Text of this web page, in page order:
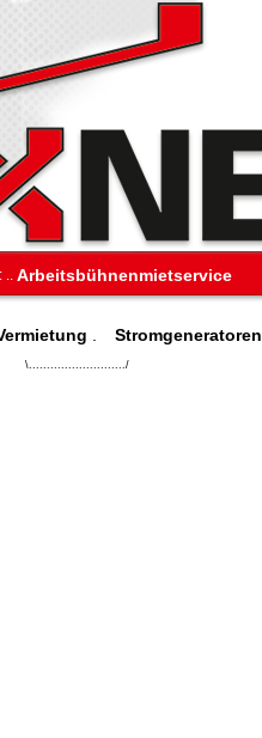
.. Arbeitsbühnenmietservice
Stromgeneratoren
\.........................../